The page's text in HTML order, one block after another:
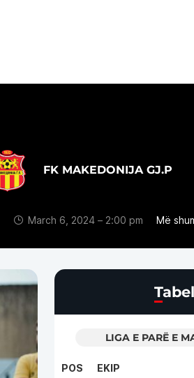
FK MAKEDONIJA GJ.P
March 6, 2024 – 2:00 pm Më
LIGA E PARË E
POS EKIP